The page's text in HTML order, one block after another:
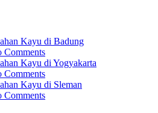
Kayu di Badung
Comments
Kayu di Yogyakarta
Comments
Kayu di Sleman
Comments